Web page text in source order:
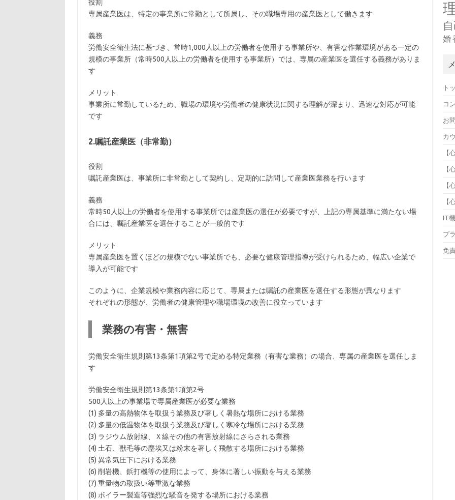
役割
専属産業医は、特定の事業所に常勤として所属し、その職場専用の産業医として働きます
義務
労働安全衛生法に基づき、常時1,000人以上の労働者を使用する事業所や、有害な作業環境がある一定の
規模の事業所（常時500人以上の労働者を使用する事業所）では、専属の産業医を選任する義務がありま
す
メリット
事業所に常勤しているため、職場の環境や労働者の健康状況に関する理解が深まり、迅速な対応が可能
です
2.嘱託産業医（非常勤）
役割
嘱託産業医は、事業所に非常勤として契約し、定期的に訪問して産業医業務を行います
義務
常時50人以上の労働者を使用する事業所では産業医の選任が必要ですが、上記の専属基準に満たない場
合には、嘱託産業医を選任することが一般的です
メリット
専属産業医を置くほどの規模でない事業所でも、必要な健康管理指導が受けられるため、幅広い企業で
導入が可能です
このように、企業規模や業務内容に応じて、専属または嘱託の産業医を選任する形態が異なります
それぞれの形態が、労働者の健康管理や職場環境の改善に役立っています
業務の有害・無害
労働安全衛生規則第13条第1項第2号で定める特定業務（有害な業務）の場合、専属の産業医を選任しま
す
労働安全衛生規則第13条第1項第2号
500人以上の事業場で専属産業医が必要な業務
(1) 多量の高熱物体を取扱う業務及び著しく暑熱な場所における業務
(2) 多量の低温物体を取扱う業務及び著しく寒冷な場所における業務
(3) ラジウム放射線、Ｘ線その他の有害放射線にさらされる業務
(4) 土石、獣毛等の塵埃又は粉末を著しく飛散する場所における業務
(5) 異常気圧下における業務
(6) 削岩機、鋲打機等の使用によって、身体に著しい振動を与える業務
(7) 重量物の取扱い等重激な業務
(8) ボイラー製造等強烈な騒音を発する場所における業務
婚
ト
コ
お
カ
【
【
【
【
IT
プ
免